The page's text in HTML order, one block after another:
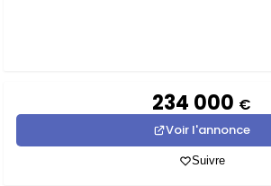
234 000 €
Voir l'annonce
Suivre